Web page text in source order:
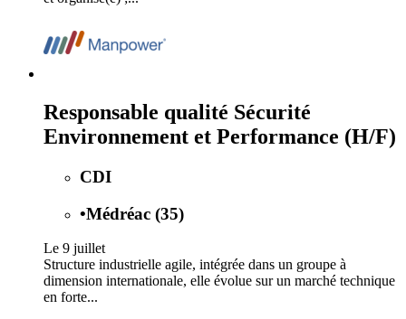
Responsable qualité Sécurité
Environnement et Performance (H/F)
CDI
•Médréac (35)
Le 9 juillet
Structure industrielle agile, intégrée dans un groupe à
dimension internationale, elle évolue sur un marché technique
en forte...